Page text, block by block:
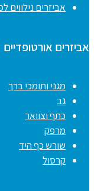
אביזרים נילווים
אביזרים אורטופדיים
מגני ותומכי ברך
גב
כתף וצוואר
מרפק
שורש כף היד
קרסול